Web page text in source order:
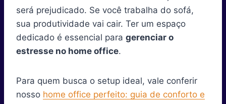
será prejudicado. Se você trabalha do sofá,
sua produtividade vai cair. Ter um espaço
dedicado é essencial para gerenciar o
estresse no home office.
Para quem busca o setup ideal, vale conferir
nosso home office perfeito: guia de conforto e